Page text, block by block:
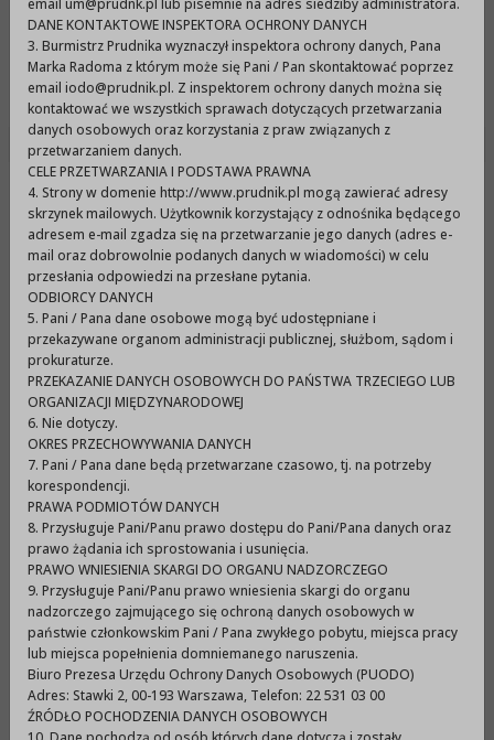
Menu
Likwidacja
wysokoemisyjnych,
indywidualnych źródeł
ciepła w lokalach
komunalnych gminy
Prudnik.
1. Ogłoszenie o zamówieniu (109,57KB)
2. Specyfikacja warunków zamówienia (124,62KB)
3. Programy Funkcjonalno - Użytkowe
- ul. Traugutta 30 w Prudniku
PFU - ul. Traugutta 30 (9,77MB)
PFU - ul. Traugutta 30 - Przedmiar (3,15MB)
Prud Traugutta 30 - Warunki ZEC 2020-10-27 bn
(213,34KB)
Rys1 - MapTra30 (111,16KB)
email um@prudnk.pl lub pisemnie na adres siedziby administratora.
DANE KONTAKTOWE INSPEKTORA OCHRONY DANYCH
3. Burmistrz Prudnika wyznaczył inspektora ochrony danych, Pana
Marka Radoma z którym może się Pani / Pan skontaktować poprzez
email iodo@prudnik.pl. Z inspektorem ochrony danych można się
kontaktować we wszystkich sprawach dotyczących przetwarzania
danych osobowych oraz korzystania z praw związanych z
przetwarzaniem danych.
CELE PRZETWARZANIA I PODSTAWA PRAWNA
4. Strony w domenie http://www.prudnik.pl mogą zawierać adresy
skrzynek mailowych. Użytkownik korzystający z odnośnika będącego
adresem e-mail zgadza się na przetwarzanie jego danych (adres e-
mail oraz dobrowolnie podanych danych w wiadomości) w celu
przesłania odpowiedzi na przesłane pytania.
ODBIORCY DANYCH
5. Pani / Pana dane osobowe mogą być udostępniane i
przekazywane organom administracji publicznej, służbom, sądom i
prokuraturze.
PRZEKAZANIE DANYCH OSOBOWYCH DO PAŃSTWA TRZECIEGO LUB
ORGANIZACJI MIĘDZYNARODOWEJ
6. Nie dotyczy.
OKRES PRZECHOWYWANIA DANYCH
7. Pani / Pana dane będą przetwarzane czasowo, tj. na potrzeby
korespondencji.
PRAWA PODMIOTÓW DANYCH
8. Przysługuje Pani/Panu prawo dostępu do Pani/Pana danych oraz
prawo żądania ich sprostowania i usunięcia.
PRAWO WNIESIENIA SKARGI DO ORGANU NADZORCZEGO
9. Przysługuje Pani/Panu prawo wniesienia skargi do organu
nadzorczego zajmującego się ochroną danych osobowych w
państwie członkowskim Pani / Pana zwykłego pobytu, miejsca pracy
lub miejsca popełnienia domniemanego naruszenia.
Biuro Prezesa Urzędu Ochrony Danych Osobowych (PUODO)
Adres: Stawki 2, 00-193 Warszawa, Telefon: 22 531 03 00
ŹRÓDŁO POCHODZENIA DANYCH OSOBOWYCH